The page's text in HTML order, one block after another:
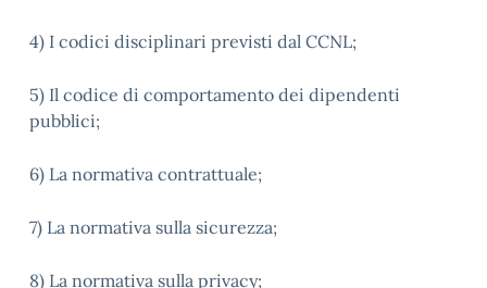
4) I codici disciplinari previsti dal CCNL;
5) Il codice di comportamento dei dipendenti
pubblici;
6) La normativa contrattuale;
7) La normativa sulla sicurezza;
8) La normativa sulla privacy;